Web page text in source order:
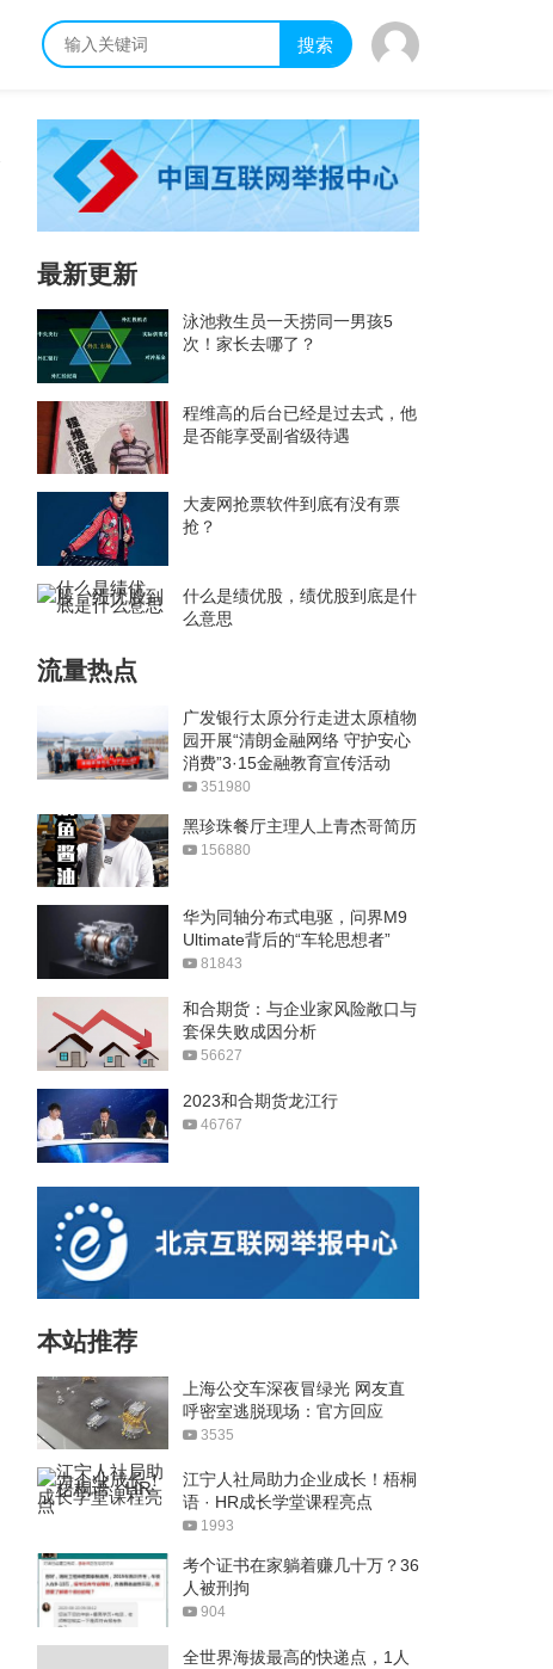
搜索
最新更新
泳池救生员一天捞同一男孩5
次！家长去哪了？
程维高的后台已经是过去式，他
是否能享受副省级待遇
大麦网抢票软件到底有没有票
抢？
什么是绩优股，绩优股到底是什
么意思
流量热点
广发银行太原分行走进太原植物
园开展“清朗金融网络 守护安心
消费”3·15金融教育宣传活动
351980
黑珍珠餐厅主理人上青杰哥简历
156880
华为同轴分布式电驱，问界M9
Ultimate背后的“车轮思想者”
81843
和合期货：与企业家风险敞口与
套保失败成因分析
56627
2023和合期货龙江行
46767
本站推荐
上海公交车深夜冒绿光 网友直
呼密室逃脱现场：官方回应
3535
江宁人社局助力企业成长！梧桐
语 · HR成长学堂课程亮点
1993
考个证书在家躺着赚几十万？36
人被刑拘
904
全世界海拔最高的快递点，1人